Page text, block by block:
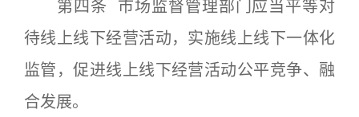
第四条 市场监督管理部门应当平等对
待线上线下经营活动，实施线上线下一体化
监管，促进线上线下经营活动公平竞争、融
合发展。